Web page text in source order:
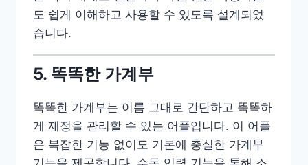
도 쉽게 이해하고 사용할 수 있도록 설계되었
습니다.
5. 똑똑한 가계부
똑똑한 가계부는 이름 그대로 간단하고 똑똑하
게 재정을 관리할 수 있는 어플입니다. 이 어플
은 복잡한 기능 없이도 기본에 충실한 가계부